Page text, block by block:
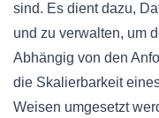
sind. Es dient dazu,
und zu verwalten, um
Abhängig von den
die Skalierbarkeit
Weisen umgesetzt